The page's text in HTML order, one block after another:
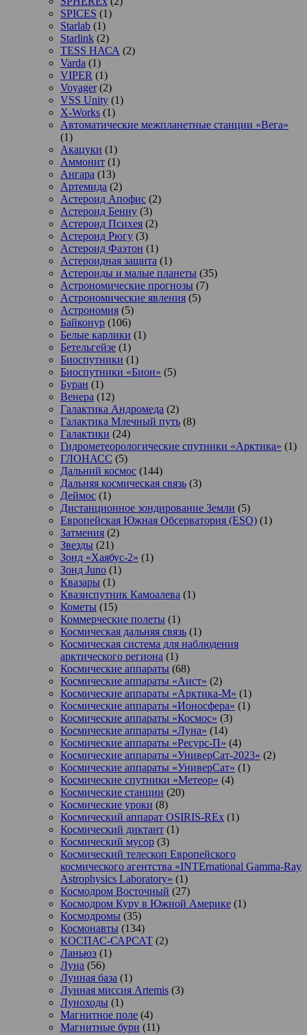
SPICES (1)
Starlab (1)
Starlink (2)
TESS НАСА (2)
Varda (1)
VIPER (1)
Voyager(2)
VSS Unity (1)
X-Works (1)
Автоматические межпланетные станции «Вега»
(1)
Акацуки (1)
Аммонит (1)
Ангара (13)
Артемида (2)
Астероид Апофис (2)
Астероид Бенну (3)
Астероид Психея (2)
Астероид Рюгу (3)
Астероид Фаэтон (1)
Астероидная защита (1)
Астероиды и малые планеты (35)
Астрономические прогнозы (7)
Астрономические явления (5)
Астрономия (5)
Байконур (106)
Белые карлики (1)
Бетельгейзе (1)
Биоспутники (1)
Биоспутники «Бион» (5)
Буран (1)
Венера (12)
Галактика Андромеда (2)
Галактика Млечный путь (8)
Галактики (24)
Гидрометеорологические спутники «Арктика» (1)
ГЛОНАСС (5)
Дальний космос (144)
Дальняя космическая связь (3)
Деймос (1)
Дистанционное зондирование Земли (5)
Европейская Южная Обсерватория (ESO) (1)
Затмения (2)
Звезды (21)
Зонд «Хаябус-2» (1)
Зонд Juno (1)
Квазары (1)
Квазиспутник Камоалева (1)
Кометы (15)
Коммерческие полеты (1)
Космическая дальняя связь (1)
Космическая система для наблюдения
арктического региона (1)
Космические аппараты (68)
Космические аппараты «Аист» (2)
Космические аппараты «Арктика-М» (1)
Космические аппараты «Ионосфера» (1)
Космические аппараты «Космос» (3)
Космические аппараты «Луна» (14)
Космические аппараты «Ресурс-П» (4)
Космические аппараты «УниверСат-2023» (2)
Космические аппараты «УниверСат» (1)
Космические спутники «Метеор» (4)
Космические станции (20)
Космические уроки (8)
Космический аппарат OSIRIS-REx (1)
Космический диктант (1)
Космический мусор (3)
Космический телескоп Европейского
космического агентства «INTErnational Gamma-Ray
Astrophysics Laboratory» (1)
Космодром Восточный (27)
Космодром Куру в Южной Америке (1)
Космодромы (35)
Космонавты (134)
КОСПАС-САРСАТ (2)
Ланьюэ (1)
Луна (56)
Лунная база (1)
Лунная миссия Artemis (3)
Луноходы (1)
Магнитное поле (4)
Магнитные бури (11)